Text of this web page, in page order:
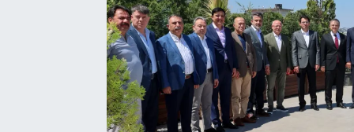
RESMİ İLAN